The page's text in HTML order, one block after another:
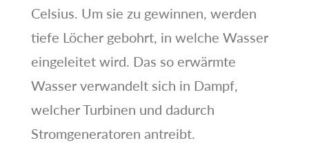
Celsius. Um sie zu gewinnen, werden
tiefe Löcher gebohrt, in welche Wasser
eingeleitet wird. Das so erwärmte
Wasser verwandelt sich in Dampf,
welcher Turbinen und dadurch
Stromgeneratoren antreibt.